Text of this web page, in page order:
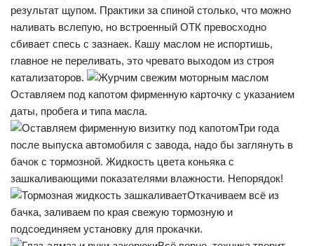
результат щупом. Практики за спиной столько, что можно
наливать вслепую, но встроенный ОТК превосходно
сбивает спесь с зазнаек. Кашу маслом не испортишь,
главное не переливать, это чревато выходом из строя
катализаторов.
Оставляем под капотом фирменную карточку с указанием
даты, пробега и типа масла.
Три года
после выпуска автомобиля с завода, надо бы заглянуть в
бачок с тормозной. Жидкость цвета коньяка с
зашкаливающими показателями влажности. Непорядок!
Откачиваем всё из
бачка, заливаем по края свежую тормозную и
подсоединяем установку для прокачки.